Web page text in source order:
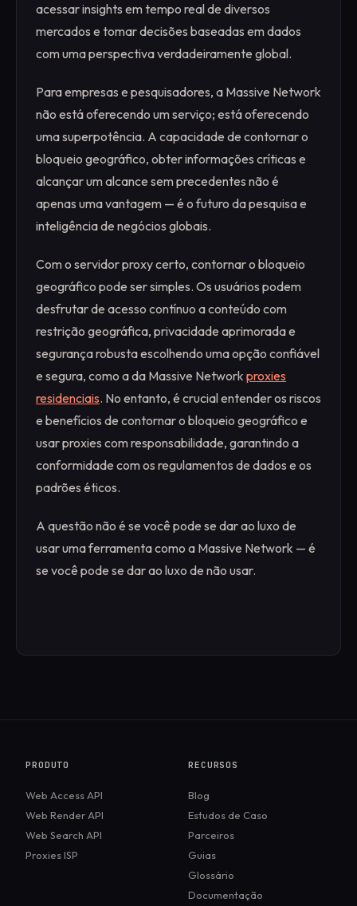
acessar insights em tempo real de diversos
mercados e tomar decisões baseadas em dados
com uma perspectiva verdadeiramente global.
Para empresas e pesquisadores, a Massive Network
não está oferecendo um serviço; está oferecendo
uma superpotência. A capacidade de contornar o
bloqueio geográfico, obter informações críticas e
alcançar um alcance sem precedentes não é
apenas uma vantagem — é o futuro da pesquisa e
inteligência de negócios globais.
Com o servidor proxy certo, contornar o bloqueio
geográfico pode ser simples. Os usuários podem
desfrutar de acesso contínuo a conteúdo com
restrição geográfica, privacidade aprimorada e
segurança robusta escolhendo uma opção confiável
e segura, como a da Massive Network proxies
residenciais. No entanto, é crucial entender os riscos
e benefícios de contornar o bloqueio geográfico e
usar proxies com responsabilidade, garantindo a
conformidade com os regulamentos de dados e os
padrões éticos.
A questão não é se você pode se dar ao luxo de
usar uma ferramenta como a Massive Network — é
se você pode se dar ao luxo de não usar.
PRODUTO
Web Access API
Web Render API
Web Search API
Proxies ISP
RECURSOS
Blog
Estudos de Caso
Parceiros
Guias
Glossário
Documentação